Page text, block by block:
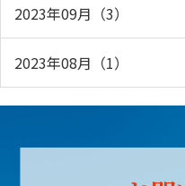
2023年09月（3）
2023年08月（1）